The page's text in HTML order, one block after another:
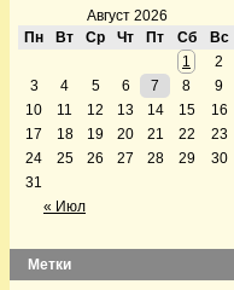
Челябинской области
Серпиевский пещерный град
Firefox готовит конкурента Skype
(1)
GPS-треки с интернета
(1)
Альпинизм (5)
Байки Семена Воваблина(2)
Барахолка
Лыжи, сноуборды
Грибные места
Дары природы(36)
Август 2026
Пн
Вт Ср Чт Пт Сб Вс
« Июл
1
2
3
4 5 6 7 8
9
10
11 12 13 14 15
16
17
18 19 20 21 22
23
24
25 26 27 28 29
30
31
Метки